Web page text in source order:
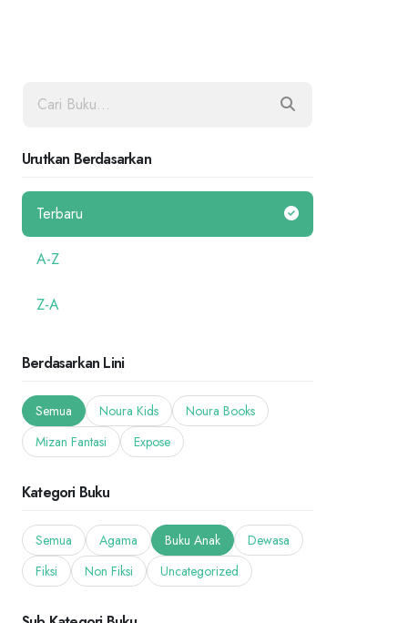
Urutkan Berdasarkan
Terbaru
A-Z
Z-A
Berdasarkan Lini
Semua Noura Kids
Noura Books
Mizan Fantasi
Expose
Kategori Buku
Semua Agama Buku Anak
Dewasa
Fiksi
Non Fiksi Uncategorized